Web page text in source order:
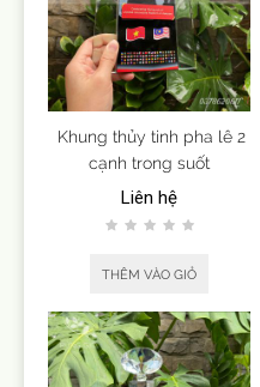
Khung thủy tinh pha lê 2
cạnh trong suốt
Liên hệ
THÊM VÀO GIỎ